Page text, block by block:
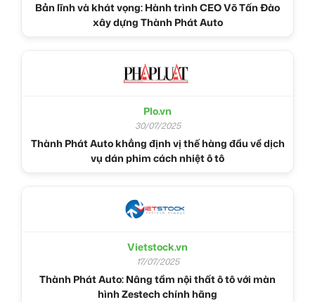
Bản lĩnh và khát vọng: Hành trình CEO Võ Tấn Đào
xây dựng Thành Phát Auto
Plo.vn
30/07/2025
Thành Phát Auto khẳng định vị thế hàng đầu về dịch
vụ dán phim cách nhiệt ô tô
Vietstock.vn
17/07/2025
Thành Phát Auto: Nâng tầm nội thất ô tô với màn
hình Zestech chính hãng